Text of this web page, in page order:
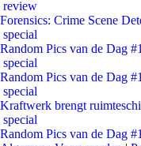
review
Forensics: Crime Scene
special
Random Pics van de Dag
special
Random Pics van de Dag
special
Kraftwerk brengt
special
Random Pics van de Dag